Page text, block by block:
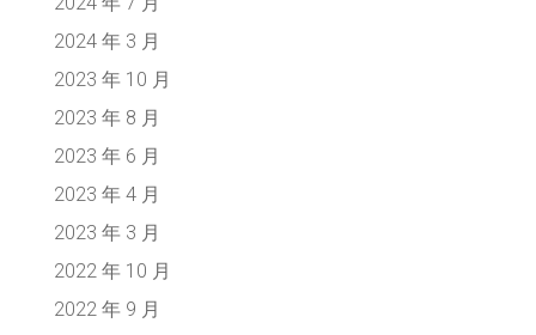
2024 年 3 月
2023 年 10 月
2023 年 8 月
2023 年 6 月
2023 年 4 月
2023 年 3 月
2022 年 10 月
2022 年 9 月